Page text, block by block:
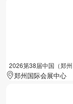
郑州国际会展中心